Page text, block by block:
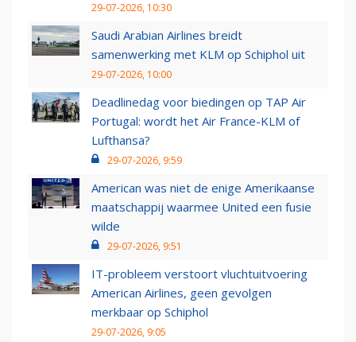
29-07-2026, 10:30
Saudi Arabian Airlines breidt
samenwerking met KLM op Schiphol uit
29-07-2026, 10:00
Deadlinedag voor biedingen op TAP Air
Portugal: wordt het Air France-KLM of
Lufthansa?
29-07-2026, 9:59
American was niet de enige Amerikaanse
maatschappij waarmee United een fusie
wilde
29-07-2026, 9:51
IT-probleem verstoort vluchtuitvoering
American Airlines, geen gevolgen
merkbaar op Schiphol
29-07-2026, 9:05